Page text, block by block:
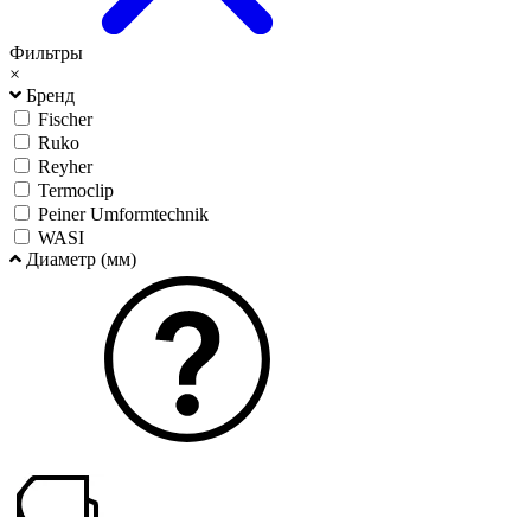
Фильтры
×
Бренд
Fischer
Ruko
Reyher
Termoclip
Peiner Umformtechnik
WASI
Диаметр (мм)